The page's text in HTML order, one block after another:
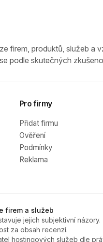
firem, produktů, služeb a
podle skutečných
Pro firmy
Přidat firmu
Ověření
Podmínky
Reklama
firem a služeb
jejich subjektivní názory.
za obsah recenzí.
hostingových služeb dle